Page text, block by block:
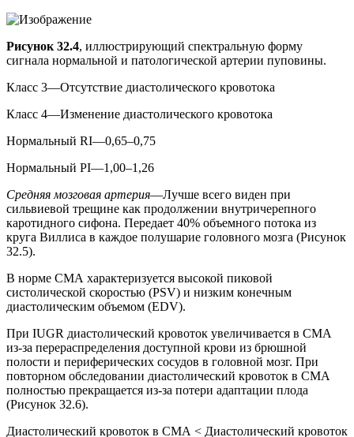
Рисунок 32.4, иллюстрирующий спектральную форму
сигнала нормальной и патологической артерии пуповины.
Класс 3—Отсутствие диастолического кровотока
Класс 4—Изменение диастолического кровотока
Нормальный RI—0,65–0,75
Нормальный PI—1,00–1,26
Средняя мозговая артерия—Лучше всего виден при
сильвиевой трещине как продолжении внутричерепного
каротидного сифона. Передает 40% объемного потока из
круга Виллиса в каждое полушарие головного мозга (Рисунок
32.5).
В норме СМА характеризуется высокой пиковой
систолической скоростью (PSV) и низким конечным
диастолическим объемом (EDV).
При IUGR диастолический кровоток увеличивается в СМА
из-за перераспределения доступной крови из брюшной
полости и периферических сосудов в головной мозг. При
повторном обследовании диастолический кровоток в СМА
полностью прекращается из-за потери адаптации плода
(Рисунок 32.6).
Диастолический кровоток в СМА < Диастолический кровоток